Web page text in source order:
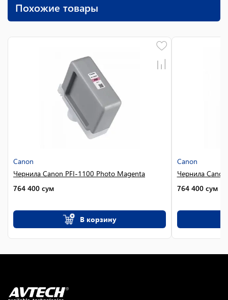
Похожие товары
Canon
Чернила Canon PFI-1100 Photo Magenta
764 400 сум
В корзину
Canon
Чернила
764 400 сум